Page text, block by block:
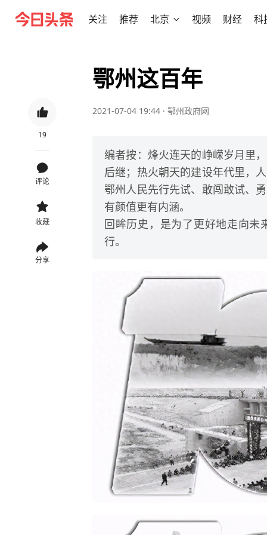
关注 推荐 北京 视频 财经 科
19
评论
收藏
分享
鄂州这百年
2021-07-04 19:44 · 鄂州政府网
编者按：烽火连天的峥嵘岁月里
后继；热火朝天的建设年代里，
鄂州人民先行先试、敢闯敢试、
有颜值更有内涵。
回眸历史，是为了更好地走向
行。